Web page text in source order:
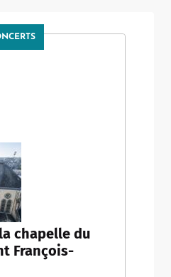
chapelle du
François-